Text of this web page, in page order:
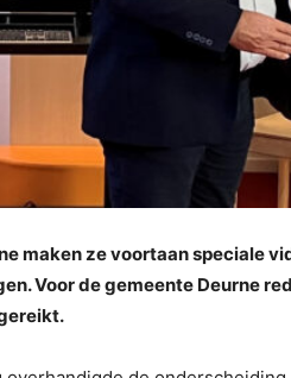
maken ze voortaan speciale
Voor de gemeente Deurne